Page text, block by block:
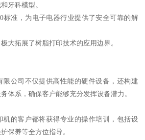
牙科模型。
标准，为电子电器行业提供了安全可靠的解
大拓展了树脂打印技术的应用边界。
限公司不仅提供高性能的硬件设备，还构建
体系，确保客户能够充分发挥设备潜力。
机的客户都将获得专业的操作培训，包括设
保养等全方位指导。